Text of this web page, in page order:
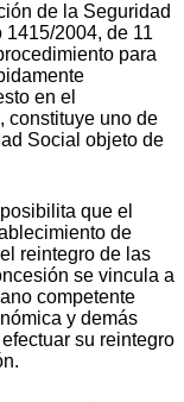
de la Seguridad
2004, de 11
para
en el
constituye uno de
Social objeto de
que el
de
reintegro de las
se vincula a
competente
y demás
su reintegro